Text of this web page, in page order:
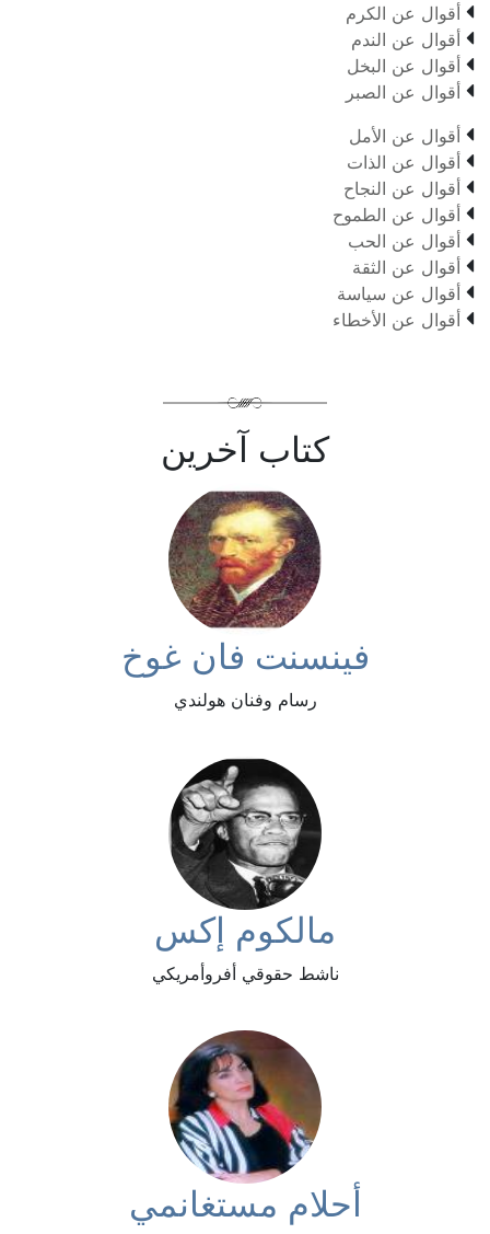
 أقوال عن الكرم
 أقوال عن الندم
 أقوال عن البخل
 أقوال عن الصبر
 أقوال عن الأمل
 أقوال عن الذات
 أقوال عن النجاح
 أقوال عن الطموح
 أقوال عن الحب
 أقوال عن الثقة
 أقوال عن سياسة
 أقوال عن الأخطاء
كتاب آخرين
فينسنت فان غوخ
رسام وفنان هولندي
مالكوم إكس
ناشط حقوقي أفروأمريكي
أحلام مستغانمي